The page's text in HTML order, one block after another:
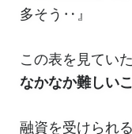
多そう‥』
この表を見てい
なかなか難しい
融資を受けられ